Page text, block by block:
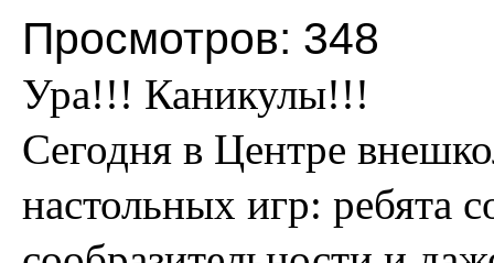
Просмотров: 348
Ура!!! Каникулы!!!
Сегодня в Центре
настольных игр: ребята